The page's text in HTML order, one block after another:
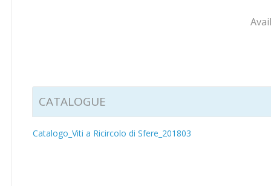
CATALOGUE
Catalogo_Viti a Ricircolo di Sfere_201803